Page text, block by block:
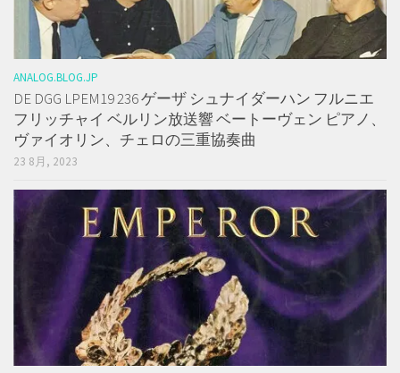
ANALOG.BLOG.JP
DE DGG LPEM19 236 ゲーザ シュナイダーハン フルニエ
フリッチャイ ベルリン放送響 ベートーヴェン ピアノ、
ヴァイオリン、チェロの三重協奏曲
23 8月, 2023